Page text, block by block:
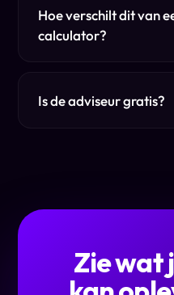
Hoe verschilt dit van
calculator?
Is de adviseur gratis?
Zie wat